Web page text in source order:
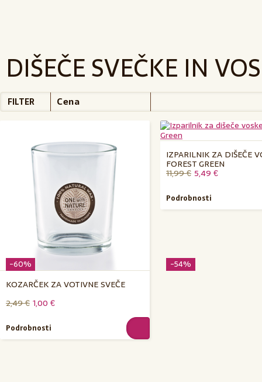
DIŠEČE SVEČKE IN
FILTER Cena
-60%
KOZARČEK ZA VOTIVNE SVEČE
2,49 € 1,00 €
Podrobnosti
-54%
IZPARILNIK ZA DIŠEČE
FOREST GREEN
11,99 € 5,49 €
Podrobnosti